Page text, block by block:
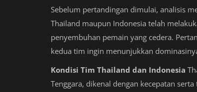
Sebelum pertandingan dimulai, analisis
Thailand maupun Indonesia telah
penyembuhan pemain yang cedera.
kedua tim ingin menunjukkan
Kondisi Tim Thailand dan Indonesia
Tenggara, dikenal dengan kecepatan